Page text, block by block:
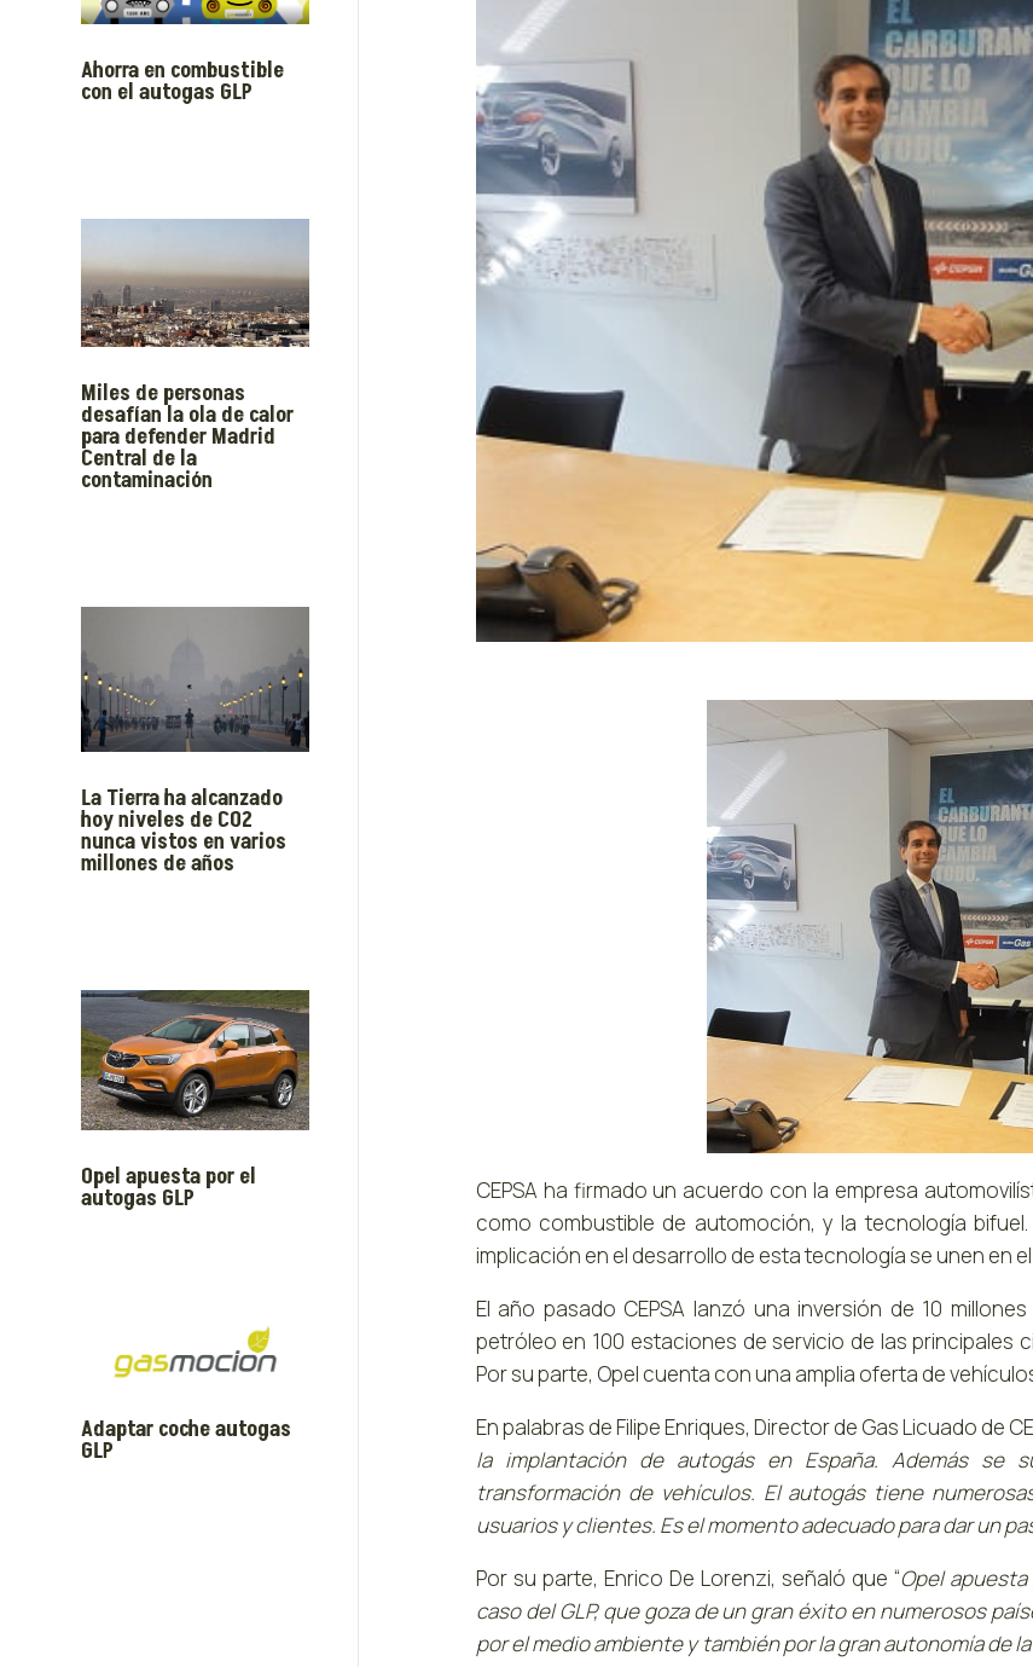
Ahorra en combustible
con el autogas GLP
Miles de personas
desafían la ola de calor
para defender Madrid
Central de la
contaminación
La Tierra ha alcanzado
hoy niveles de CO2
nunca vistos en varios
millones de años
Opel apuesta por el
autogas GLP
Adaptar coche autogas
GLP
CEPSA ha firmado un acuerdo con la empresa
como combustible de automoción, y la tecnología
implicación en el desarrollo de esta tecnología se unen en
El año pasado CEPSA lanzó una inversión de 10
petróleo en 100 estaciones de servicio de las
Por su parte, Opel cuenta con una amplia oferta de
En palabras de Filipe Enriques, Director de Gas Licuado de
la implantación de autogás en España. Además se
transformación de vehículos. El autogás tiene
usuarios y clientes. Es el momento adecuado para dar un
Por su parte, Enrico De Lorenzi, señaló que “Opel
caso del GLP, que goza de un gran éxito en numerosos
por el medio ambiente y también por la gran autonomía de